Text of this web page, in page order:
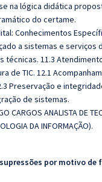
na lógica didática
do certame.
Conhecimentos
a sistemas e serviços
11.3
de TIC. 12.1
Preservação e
de sistemas.
CARGOS ANALISTA DE
DA INFORMAÇÃO).
por motivo